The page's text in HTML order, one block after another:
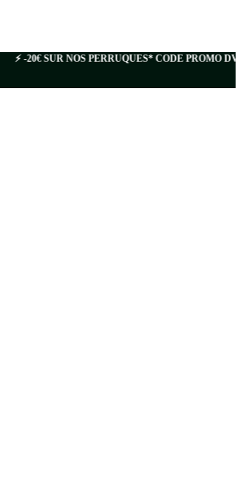
⚡️ -20€ SUR NOS PERRUQUES* CODE PROMO DVH20